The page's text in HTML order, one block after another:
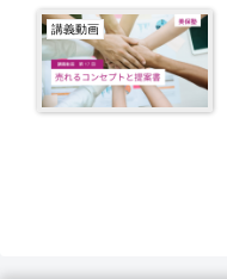
講義動画